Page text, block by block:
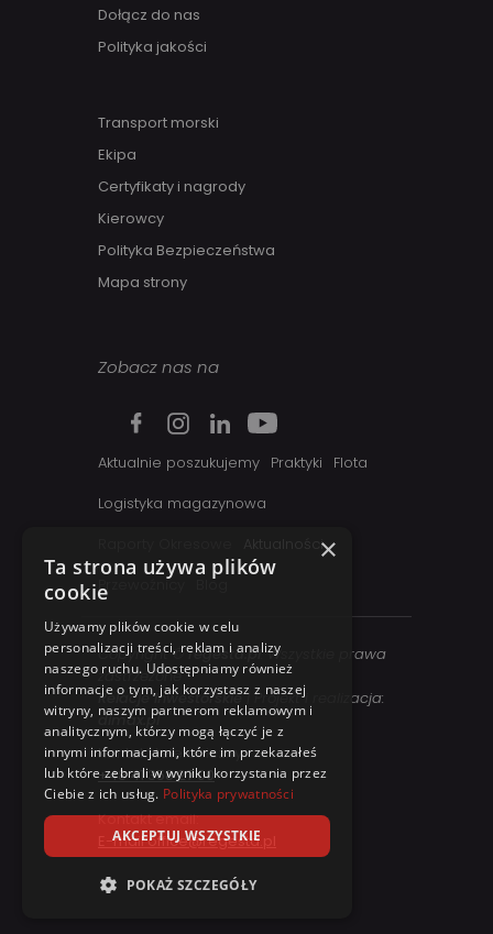
Dołącz do nas
Polityka jakości
Transport morski
Ekipa
Certyfikaty i nagrody
Kierowcy
Polityka Bezpieczeństwa
Mapa strony
Zobacz nas na
Aktualnie poszukujemy Praktyki
Flota
Logistyka magazynowa
Aktualności
Przewoźnicy
Blog
Copyright ©regesta.pl. Wszystkie prawa
zastrzezone
Relacje inwestorskie| Projekt i realizacja:
dimax.pl
Kontakt telefoniczny:
+48 41 358 27 00
Kontakt email:
E-mail office@regesta.pl
×
Ta strona używa plików
cookie
Używamy plików cookie w celu
personalizacji treści, reklam i analizy
naszego ruchu. Udostępniamy również
informacje o tym, jak korzystasz z naszej
witryny, naszym partnerom reklamowym i
analitycznym, którzy mogą łączyć je z
innymi informacjami, które im przekazałeś
lub które zebrali w wyniku korzystania przez
Ciebie z ich usług. Polityka prywatności
AKCEPTUJ WSZYSTKIE
POKAŻ SZCZEGÓŁY